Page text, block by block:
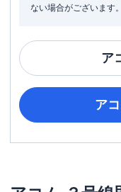
ない場合がございます。
ア
ア